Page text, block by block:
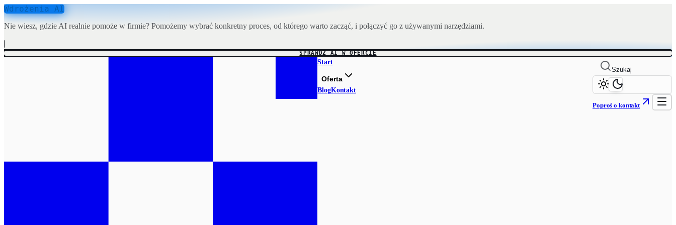
Wdrożenia AI
Nie wiesz, gdzie AI realnie pomoże w firmie? Pomożemy wybrać konkretny proces, od którego warto zacząć, i połączyć go z używanymi narzędziami.
SPRAWDŹ AI W OFERCIE
Start
Oferta
BlogKontakt
Szukaj
Poproś o kontakt